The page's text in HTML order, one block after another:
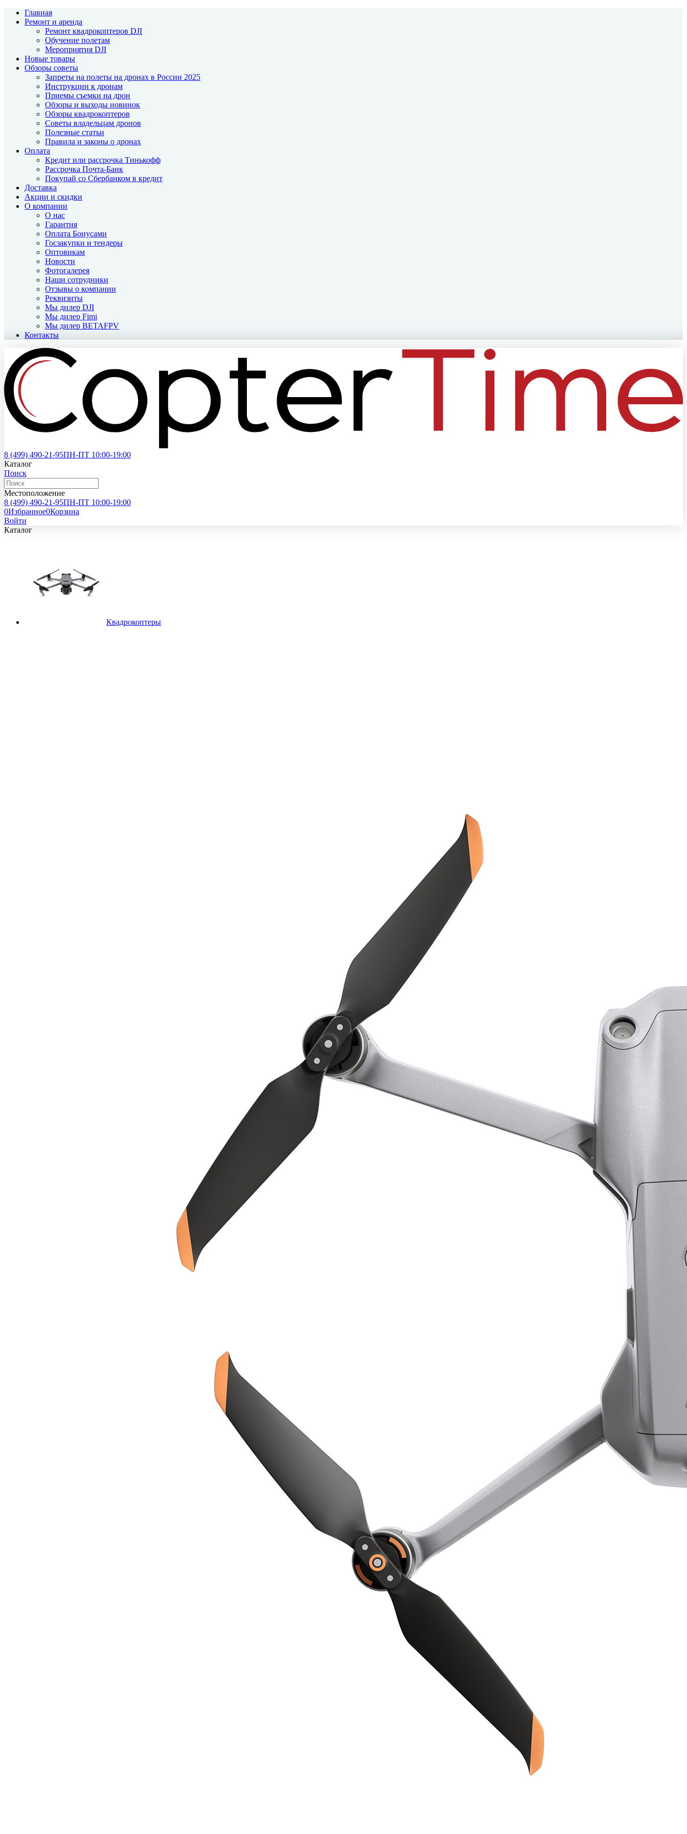
Главная
Ремонт и аренда
Ремонт квадрокоптеров DJI
Обучение полетам
Мероприятия DJI
Новые товары
Обзоры советы
Запреты на полеты на дронах в России 2025
Инструкции к дронам
Приемы съемки на дрон
Обзоры и выходы новинок
Обзоры квадрокоптеров
Советы владельцам дронов
Полезные статьи
Правила и законы о дронах
Оплата
Кредит или рассрочка Тинькофф
Рассрочка Почта-Банк
Покупай со Сбербанком в кредит
Доставка
Акции и скидки
О компании
О нас
Гарантия
Оплата Бонусами
Госзакупки и тендеры
Оптовикам
Новости
Фотогалерея
Наши сотрудники
Отзывы о компании
Реквизиты
Мы дилер DJI
Мы дилер Fimi
Мы дилер BETAFPV
Контакты
8 (499) 490-21-95ПН-ПТ 10:00-19:00
Каталог
Поиск
Местоположение
8 (499) 490-21-95ПН-ПТ 10:00-19:00
0Избранное0Корзина
Войти
Каталог
Квадрокоптеры